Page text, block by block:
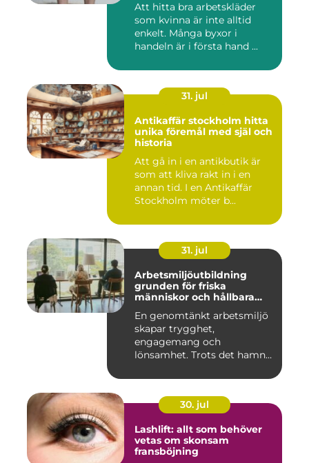
Att hitta bra arbetskläder
som kvinna är inte alltid
enkelt. Många byxor i
handeln är i första hand ...
31. jul
Antikaffär stockholm hitta
unika föremål med själ och
historia
Att gå in i en antikbutik är
som att kliva rakt in i en
annan tid. I en Antikaffär
Stockholm möter b...
31. jul
Arbetsmiljöutbildning
grunden för friska
människor och hållbara
En genomtänkt arbetsmiljö
skapar trygghet,
engagemang och
lönsamhet. Trots det hamnar
30. jul
Lashlift: allt som behöver
vetas om skonsam
fransböjning